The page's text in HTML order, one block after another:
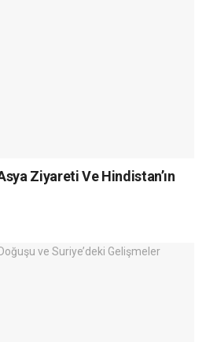
Ziyareti Ve Hindistan’ın